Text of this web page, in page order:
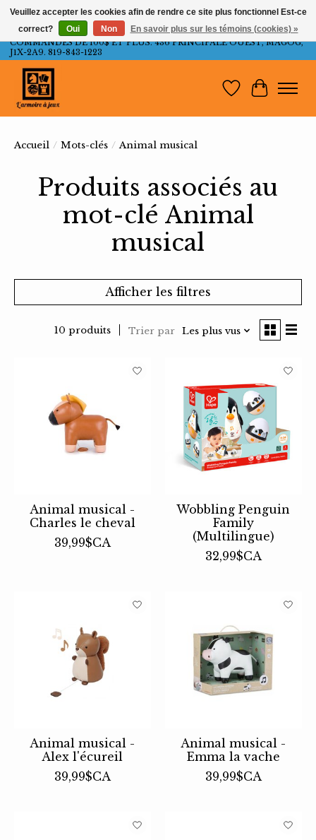
LIVRAISON GRATUITE AU QUÉBEC ET ONTARIO POUR LES
COMMANDES DE 100$ ET PLUS. 436 PRINCIPALE OUEST, MAGOG,
J1X-2A9. 819-843-1223
Liste dePanier
Accueil / Mots-clés / Animal musical
Produits associés au
mot-clé Animal
musical
Afficher les filtres
10 produits Trier par Les plus vus
Animal musical -
Charles le cheval
39,99$CA
Wobbling Penguin
Family
(Multilingue)
32,99$CA
Animal musical -
Alex l'écureil
39,99$CA
Animal musical -
Emma la vache
39,99$CA
Veuillez accepter les cookies afin de rendre ce site plus fonctionnel Est-ce
correct?
Oui Non En savoir plus sur les témoins (cookies) »